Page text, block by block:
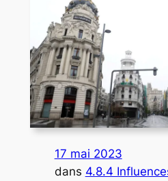
17 mai 2023
dans 4.8.4